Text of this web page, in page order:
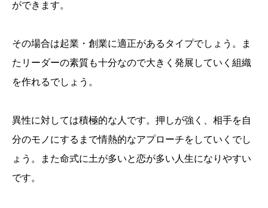
ができます。
その場合は起業・創業に適正があるタイプでしょう。ま
たリーダーの素質も十分なので大きく発展していく組織
を作れるでしょう。
異性に対しては積極的な人です。押しが強く、相手を自
分のモノにするまで情熱的なアプローチをしていくでし
ょう。また命式に土が多いと恋が多い人生になりやすい
です。